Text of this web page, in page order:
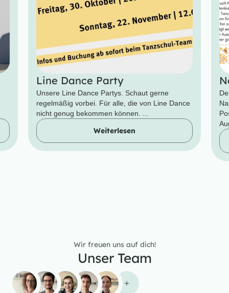
Line Dance Party
Unsere Line Dance Partys. Schaut gerne
regelmäßig vorbei. Für alle, die von Line Dance
nicht genug bekommen können. ...
Weiterlesen
Wir freuen uns auf dich!
Unser Team